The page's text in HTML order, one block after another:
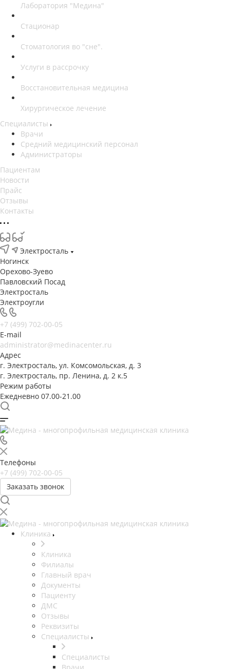
Лаборатория "Медина"
Стационар
Стоматология во "сне".
Услуги в рассрочку
Восстановительная медицина
Хирургическое лечение
Специалисты
Врачи
Средний медицинский персонал
Администраторы
Пациентам
Новости
Прайс
Отзывы
Контакты
Электросталь
Ногинск
Орехово-Зуево
Павловский Посад
Электросталь
Электроугли
+7 (499) 702-00-05
E-mail
administrator@medinacenter.ru
Адрес
г. Электросталь, ул. Комсомольская, д. 3
г. Электросталь, пр. Ленина, д. 2 к.5
Режим работы
Ежедневно 07.00-21.00
Телефоны
+7 (499) 702-00-05
Заказать звонок
Клиника
Клиника
Филиалы
Главный врач
Документы
Пациенту
ДМС
Отзывы
Реквизиты
Специалисты
Специалисты